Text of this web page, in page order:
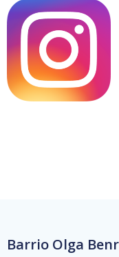
Barrio Olga